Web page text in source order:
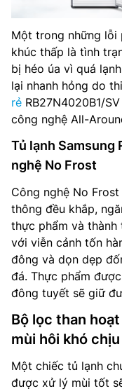
Một trong những lỗi
khúc thấp là tình
bị héo úa vì quá
lại nhanh hỏng do
rẻ RB27N4020B1/
công nghệ All-
Tủ lạnh Samsung
nghệ No Frost
Công nghệ No
thông đều khắp,
thực phẩm và thành
với viễn cảnh tốn
đông và dọn dẹp
đá. Thực phẩm
đông tuyết sẽ giữ
Bộ lọc than
mùi hôi khó chịu
Một chiếc tủ lạnh
được xử lý mùi tốt